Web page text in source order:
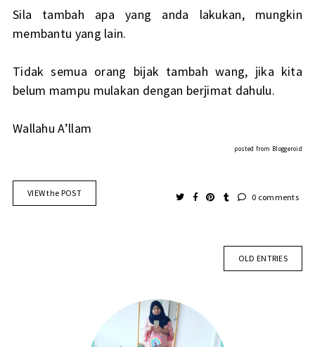
Sila tambah apa yang anda lakukan, mungkin
membantu yang lain.
Tidak semua orang bijak tambah wang, jika kita
belum mampu mulakan dengan berjimat dahulu.
Wallahu A’llam
posted from Bloggeroid
VIEW the POST 0 comments
OLD ENTRIES